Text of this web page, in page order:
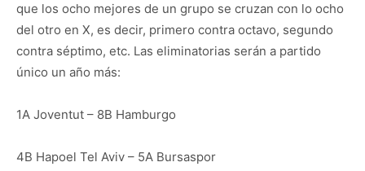
que los ocho mejores de un grupo se cruzan con lo ocho
del otro en X, es decir, primero contra octavo, segundo
contra séptimo, etc. Las eliminatorias serán a partido
único un año más:
1A Joventut – 8B Hamburgo
4B Hapoel Tel Aviv – 5A Bursaspor